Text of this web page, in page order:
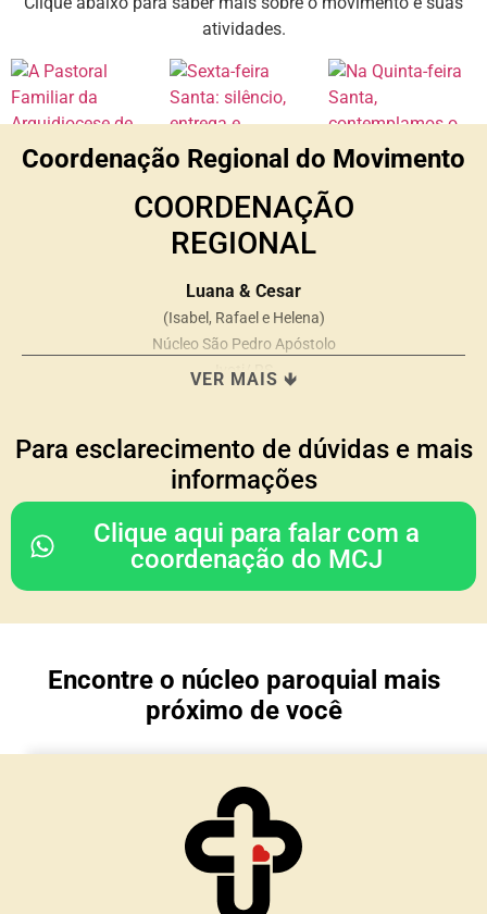
atividades.
Coordenação Regional do Movimento
COORDENAÇÃO
REGIONAL
Luana & Cesar
(Isabel, Rafael e Helena)
Núcleo São Pedro Apóstolo
Ivoti/ RS
COORDENAÇÃO DO
CONSELHO REGIONAL
Rodrigo & Simone
(Julia, João Paulo e Mariana)
Nossa Senhora da Glória
TESOURARIA
Núcleo Imaculada Conceição
Morro Reuter/RS
VER MAIS 🡻
Para esclarecimento de dúvidas e mais
informações
Clique aqui para falar com a
coordenação do MCJ
Encontre o núcleo paroquial mais
próximo de você